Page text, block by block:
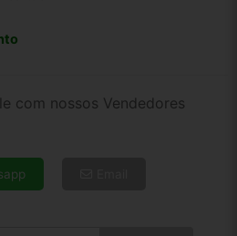
com nossos Vendedores